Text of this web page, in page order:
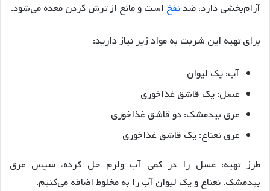
آرام‌بخشی دارد، ضدنفخ است و مانع از ترش کردن معده می‌شود.
برای تهیه این شربت به مواد زیر نیاز دارید:
آب: یک لیوان
عسل: یک قاشق غذاخوری
عرق بیدمشک: دو قاشق غذاخوری
عرق نعناع: یک قاشق غذاخوری
طرز تهیه: عسل را در کمی آب ولرم حل کرده، سپس عرق
بیدمشک، نعناع و یک لیوان آب را به مخلوط اضافه می‌کنیم.